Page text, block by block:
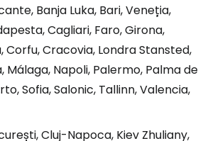
Banja Luka, Bari, Veneția,
Cagliari, Faro, Girona,
Corfu, Cracovia, Londra Stansted,
Málaga, Napoli, Palermo, Palma de
Sofia, Salonic, Tallinn, Valencia,
Cluj-Napoca, Kiev Zhuliany,